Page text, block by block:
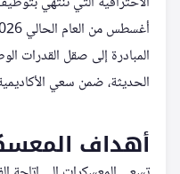
المبادرة إلى صقل القدرات
الحديثة، ضمن سعي
أهداف